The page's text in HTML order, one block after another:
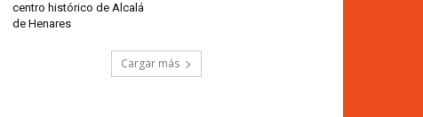
centro histórico de Alcalá
de Henares
Cargar más